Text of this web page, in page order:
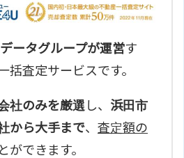
ータグループが運営す
括査定サービスです。
社のみを厳選 し、 浜田市
から大手まで、 査定額の
ができます。